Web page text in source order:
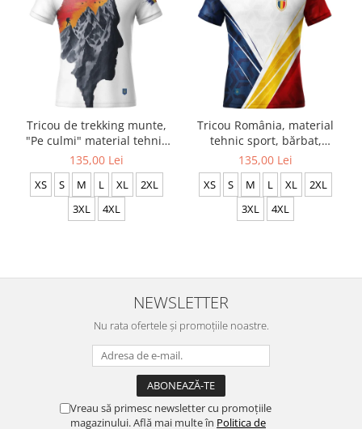
Tricou de trekking munte,
"Pe culmi" material tehnic
sport, culoare albă CS65
135,00 Lei
XS S M L XL
2XL
3XL
4XL
Tricou România, material
tehnic sport, bărbat,
culoare albă, CS71
135,00 Lei
XS S M L XL
2XL
3XL
4XL
NEWSLETTER
Nu rata ofertele și promoțiile noastre.
Vreau să primesc newsletter cu promoțiile
magazinului. Află mai multe în Politica de